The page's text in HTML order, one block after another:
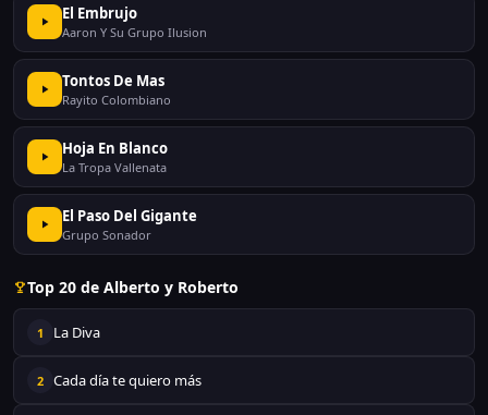
El Embrujo
Aaron Y Su Grupo Ilusion
Tontos De Mas
Rayito Colombiano
Hoja En Blanco
La Tropa Vallenata
El Paso Del Gigante
Grupo Sonador
Top 20 de Alberto y Roberto
1 La Diva
2 Cada día te quiero más